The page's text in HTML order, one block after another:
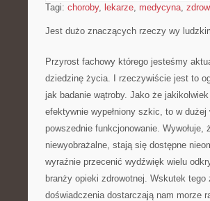
Tagi: choroby, lekarze, medycyna,
Jest dużo znaczących rzeczy wy
Przyrost fachowy którego jesteśmy
dziedzinę życia. I rzeczywiście jest to
jak badanie wątroby. Jako że
efektywnie wypełniony szkic, to w
powszednie funkcjonowanie.
niewyobrażalne, stają się dostępne
wyraźnie przecenić wydźwięk wielu
branży opieki zdrowotnej. Wskutek
doświadczenia dostarczają nam morze